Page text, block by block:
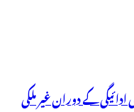
کے دوران غیر ملکی